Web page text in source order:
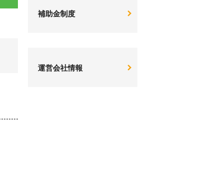
補助金制度
運営会社情報